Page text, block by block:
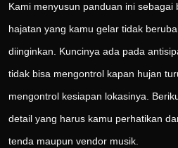
Kami menyusun panduan ini sebagai
hajatan yang kamu gelar tidak
diinginkan. Kuncinya ada pada
tidak bisa mengontrol kapan hujan
mengontrol kesiapan lokasinya.
detail yang harus kamu perhatikan
tenda maupun vendor musik.